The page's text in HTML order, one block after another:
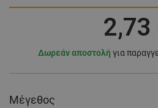
2,73
Δωρεάν αποστολή για
Μέγεθος